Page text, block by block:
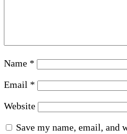
Name *
Email *
Website
Save my name, email, and